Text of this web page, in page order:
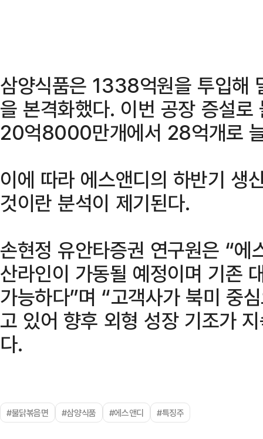
삼양식품은 1338억원을 투입해
을 본격화했다. 이번 공장 증설
20억8000만개에서 28억개로
이에 따라 에스앤디의 하반기 생
것이란 분석이 제기된다.
손현정 유안타증권 연구원은 “
산라인이 가동될 예정이며 기존
가능하다”며 “고객사가 북미 중
고 있어 향후 외형 성장 기조가
다.
#불닭볶음면 #삼양식품 #에스앤디 #특징주